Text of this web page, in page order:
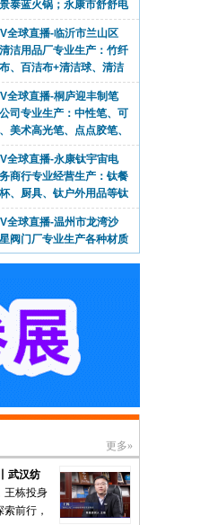
、百洁布+清洁球、清洁
巾+清洁球、刷洗块、清
迎大家光临！
全球直播-桐庐迎丰制笔
司专业生产：中性笔、可
美术高光笔、点点胶笔、
等文具产品,总经理李悦
全球直播-永康钛宇宙电
商行专业经营生产：钛餐
、厨具、钛户外用品等钛
，现货供应，欢迎大家光
全球直播-温州市龙湾沙
阀门厂专业生产各种材质
2205不锈钢弯头、大
等产品，欢迎大家光临！
全球直播-上海雅露利生
有限公司专业生产：足球
、小孩爽身粉、多肽蚕丝
厂，欢迎大家光临！
公司旗下杭州萧山党湾小
装厂专业研发生
品牌系列针织童装、纺
及各种全棉童装系列产
家光临！
全球直播-佛山市明州智
有限公司专业生产:锐智
战警X系列X12Y-2双前
激光切割设备，欢迎大家
全球直播-永康市顺丰不
壶、工艺品不锈钢酒壶、各
用具等产品，欢迎大家光
全球直播-东阳市维卡饰
公司专业生产：新娘头
梳、腰带、手棒花、胸
更多»
奥神新
潜心坚
！
际化纤界
发，却